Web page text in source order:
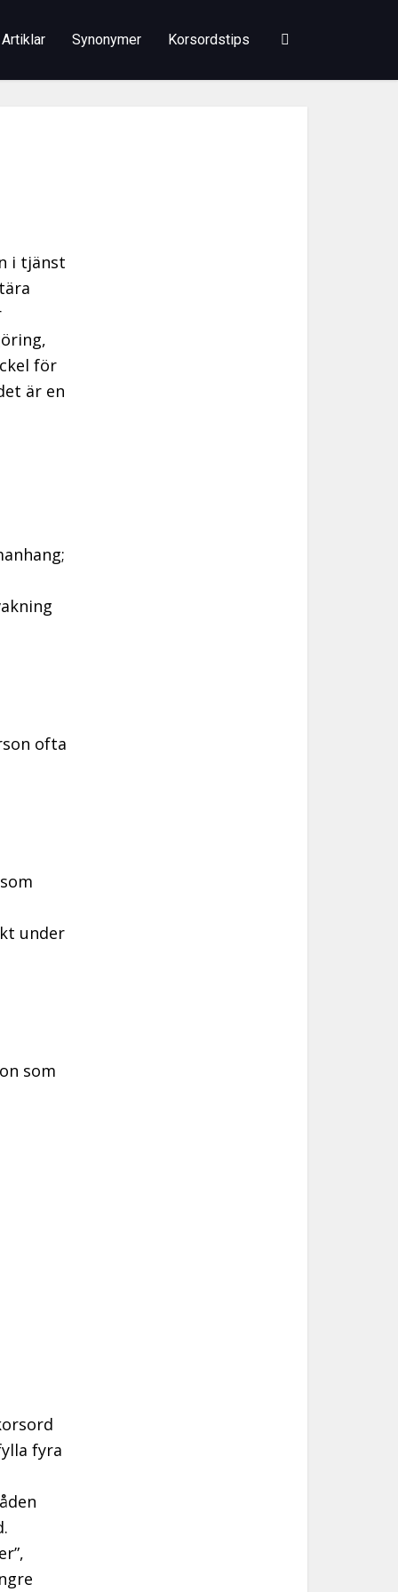
Artiklar Synonymer Korsordstips
i tjänst
för
är en
ofta
under
som
fyra